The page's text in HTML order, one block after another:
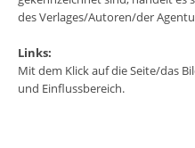
des Verlages/Autoren/der
Links:
Mit dem Klick auf die Seite/das
und Einflussbereich.